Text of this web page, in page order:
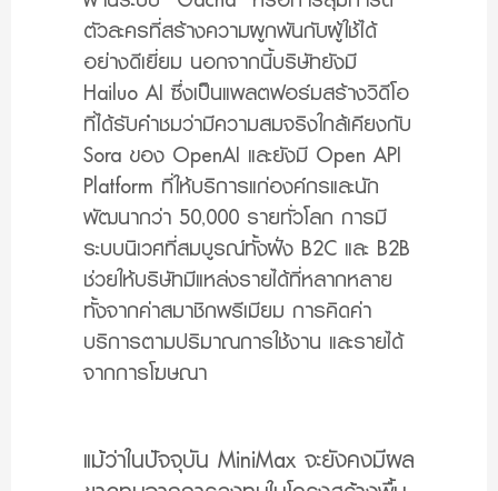
ตัวละครที่สร้างความผูกพันกับผู้ใช้ได้
อย่างดีเยี่ยม นอกจากนี้บริษัทยังมี
Hailuo AI ซึ่งเป็นแพลตฟอร์มสร้างวิดีโอ
ที่ได้รับคำชมว่ามีความสมจริงใกล้เคียงกับ
Sora ของ OpenAI และยังมี Open API
Platform ที่ให้บริการแก่องค์กรและนัก
พัฒนากว่า 50,000 รายทั่วโลก การมี
ระบบนิเวศที่สมบูรณ์ทั้งฝั่ง B2C และ B2B
ช่วยให้บริษัทมีแหล่งรายได้ที่หลากหลาย
ทั้งจากค่าสมาชิกพรีเมียม การคิดค่า
บริการตามปริมาณการใช้งาน และรายได้
จากการโฆษณา
แม้ว่าในปัจจุบัน MiniMax จะยังคงมีผล